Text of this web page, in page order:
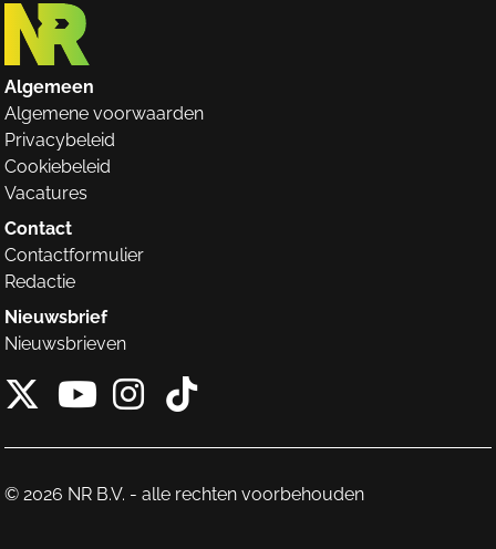
Algemeen
Algemene voorwaarden
Privacybeleid
Cookiebeleid
Vacatures
Contact
Contactformulier
Redactie
Nieuwsbrief
Nieuwsbrieven
X van NieuwRechts
Instagram van
Tiktok van
© 2026 NR B.V. - alle rechten voorbehouden